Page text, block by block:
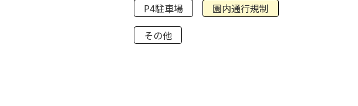
P4駐車場
園内通行規制
その他